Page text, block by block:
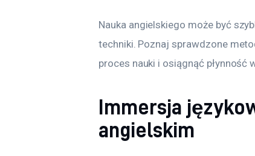
Nauka angielskiego może być
techniki. Poznaj sprawdzone
proces nauki i osiągnąć płynność
Immersja
angielskim